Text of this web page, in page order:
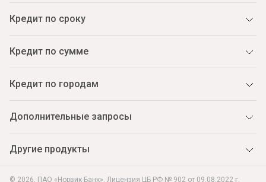
© 2026, ПАО «Норвик Банк». Лицензия ЦБ РФ № 902 от 09.08.2022 г.
Кредит по сроку
Кредит по сумме
Кредит по городам
Дополнительные запросы
Другие продукты